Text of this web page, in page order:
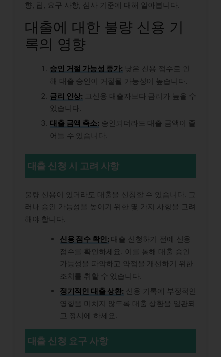
향, 팁, 요구 사항, 심사 기준에 대해 알아봅니다.
대출에 대한 불량 신용 기
록의 영향
승인 거절 가능성 증가: 낮은 신용 점수로 인
해 대출 승인이 거절될 가능성이 높습니다.
금리 인상: 고신용 대출자보다 금리가 높을 수
있습니다.
대출 금액 축소: 승인되더라도 대출 금액이 줄
어들 수 있습니다.
대출 신청 시 고려 사항
불량 신용이 있더라도 대출을 신청할 수 있습니다. 그
러나 승인 가능성을 높이기 위한 몇 가지 사항을 고려
해야 합니다.
신용 점수 확인: 대출 신청하기 전에 신용
점수를 확인하세요. 이를 통해 대출 승인
가능성을 파악하고 약점을 개선하기 위한
조치를 취할 수 있습니다.
정기적인 대출 상환: 신용 기록에 부정적인
영향을 미치지 않도록 대출 상환을 일관되
고 정시에 하세요.
대출 신청 요구 사항